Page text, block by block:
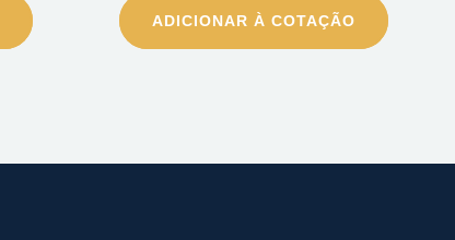
ADICIONAR À COTAÇÃO